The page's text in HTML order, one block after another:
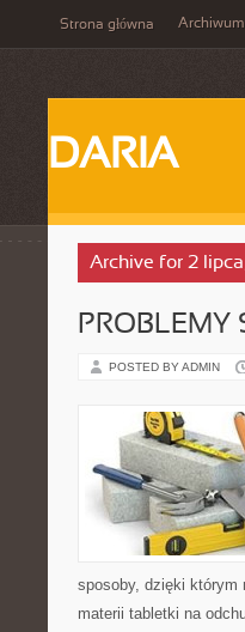
Strona główna Archiwum
DARIA
Archive for 2
PROBLEMY
POSTED BY ADMIN
sposoby, dzięki którym
materii tabletki na